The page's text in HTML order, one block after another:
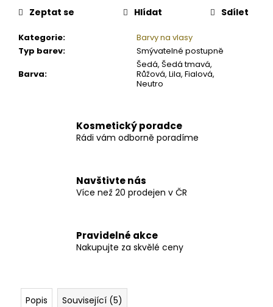
Kategorie:
Barvy na vlasy
Typ barev:
Smývatelné postupně
Barva:
Šedá, Šedá tmavá,
Růžová, Lila, Fialová,
Neutro
Zeptat se Hlídat Sdílet
Kosmetický poradce
Rádi vám odborně poradíme
Navštivte nás
Více než 20 prodejen v ČR
Pravidelné akce
Nakupujte za skvělé ceny
Popis Související (5)